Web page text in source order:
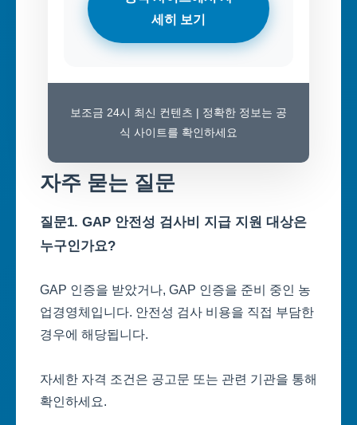
세히 보기
보조금 24시 최신 컨텐츠 | 정확한 정보는 공
식 사이트를 확인하세요
자주 묻는 질문
질문1. GAP 안전성 검사비 지급 지원 대상은
누구인가요?
GAP 인증을 받았거나, GAP 인증을 준비 중인 농
업경영체입니다. 안전성 검사 비용을 직접 부담한
경우에 해당됩니다.
자세한 자격 조건은 공고문 또는 관련 기관을 통해
확인하세요.